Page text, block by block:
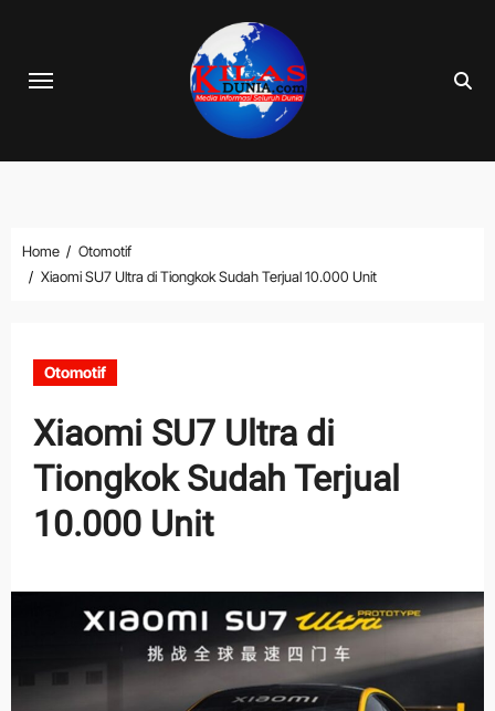
content
Home
Otomotif
Xiaomi SU7 Ultra di Tiongkok Sudah Terjual 10.000 Unit
Otomotif
Xiaomi SU7 Ultra di
Tiongkok Sudah Terjual
10.000 Unit